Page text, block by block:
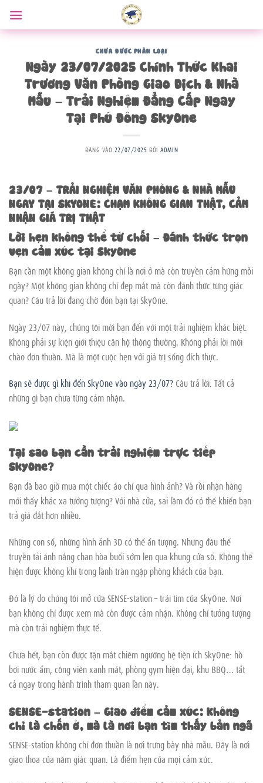
qua
nội
CHƯA ĐƯỢC PHÂN LOẠI
Ngày 23/07/2025 Chính Thức Khai
Trương Văn Phòng Giao Dịch & Nhà
Mẫu – Trải Nghiệm Đẳng Cấp Ngay
Tại Phú Đông SkyOne
ĐĂNG VÀO 22/07/2025 BỞIADMIN
23/07 – TRẢI NGHIỆM VĂN PHÒNG & NHÀ MẪU
NGAY TẠI SKYONE: CHẠM KHÔNG GIAN THẬT, CẢM
NHẬN GIÁ TRỊ THẬT
Lời hẹn không thể từ chối – Đánh thức trọn
vẹn cảm xúc tại SkyOne
Bạn cần một không gian không chỉ là nơi ở mà còn truyền cảm hứng mỗi
ngày? Một không gian không chỉ đẹp mắt mà còn đánh thức từng giác
quan? Câu trả lời đang chờ đón bạn tại SkyOne.
Ngày 23/07 này, chúng tôi mời bạn đến với một trải nghiệm khác biệt.
Không phải sự kiện giới thiệu căn hộ thông thường. Không phải lời mời
chào đơn thuần. Mà là một cuộc hẹn với giá trị sống đích thực.
Bạn sẽ được gì khi đến SkyOne vào ngày 23/07? Câu trả lời: Tất cả
những gì bạn chưa từng cảm nhận.
Tại sao bạn cần trải nghiệm trực tiếp
SkyOne?
Bạn đã bao giờ mua một chiếc áo chỉ qua hình ảnh? Và rồi nhận hàng
mới thấy khác xa tưởng tượng? Với nhà cửa, sai lầm đó có thể khiến bạn
trả giá đắt hơn nhiều.
Những con số, những hình ảnh 3D có thể ấn tượng. Nhưng đâu thể
truyền tải ánh nắng chan hòa buổi sớm len qua khung cửa sổ. Không thể
hiện được không khí trong lành tràn ngập phòng khách của bạn.
Đó là lý do chúng tôi mở cửa SENSE-station – trái tim của SkyOne. Nơi
bạn không chỉ được xem mà còn được cảm nhận. Không chỉ tưởng tượng
mà còn trải nghiệm thực tế.
Chưa hết, bạn còn được tận mắt chiêm ngưỡng hệ tiện ích SkyOne: hồ
bơi nước ấm, công viên xanh mát, phòng gym hiện đại, khu BBQ… tất
cả ngay trong hành trình tham quan lần này.
SENSE-station – Giao điểm cảm xúc: Không
chỉ là chốn ở, mà là nơi bạn tìm thấy bản ngã
SENSE-station không chỉ đơn thuần là nơi trưng bày nhà mẫu. Đây là nơi
giao thoa của năm giác quan. Là điểm hẹn của mọi cảm xúc.